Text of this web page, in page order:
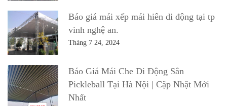
Báo giá mái xếp mái hiên di động tại tp
vinh nghệ an.
Tháng 7 24, 2024
Báo Giá Mái Che Di Động Sân
Pickleball Tại Hà Nội | Cập Nhật Mới
Nhất